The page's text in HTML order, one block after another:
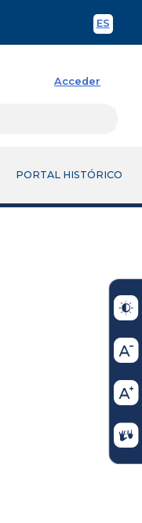
ES
Acceder
PORTAL HISTÓRICO